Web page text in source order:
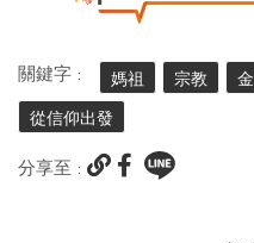
關鍵字 : 媽祖 宗教
從信仰出發
分享至 :